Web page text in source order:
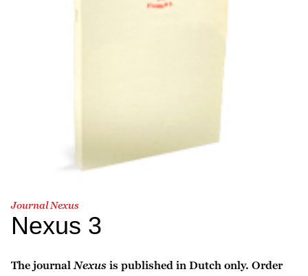
Journal Nexus
Nexus 3
The journal Nexus is published in Dutch only. Order